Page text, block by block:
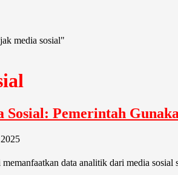
media sosial"
Sosial: Pemerintah
data analitik dari media